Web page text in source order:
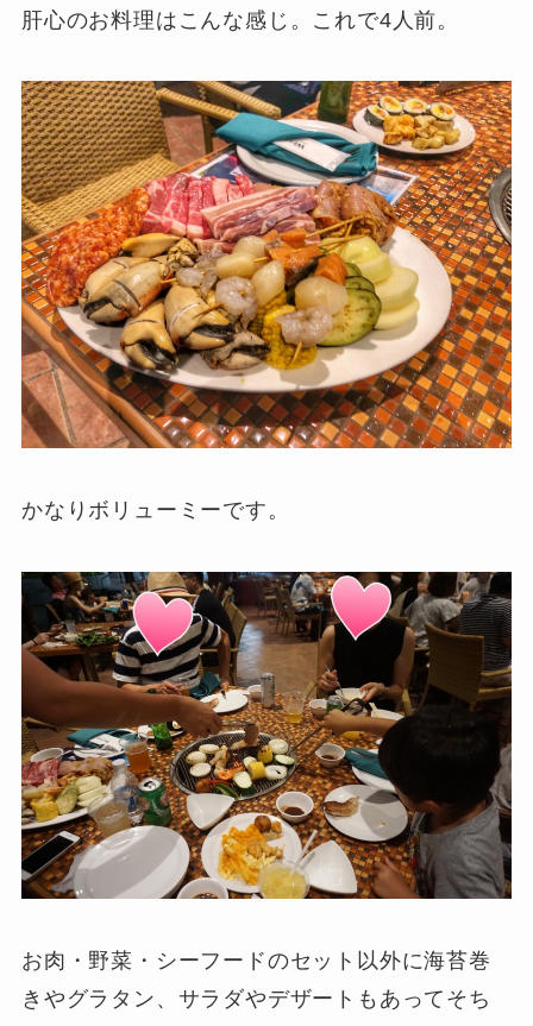
肝心のお料理はこんな感じ。これで4人前。
かなりボリューミーです。
お肉・野菜・シーフードのセット以外に海苔巻
きやグラタン、サラダやデザートもあってそち